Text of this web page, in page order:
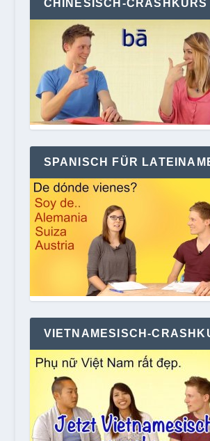
CHINESISCH-CRASHKURS
SPANISCH FÜR
VIETNAMESISCH-